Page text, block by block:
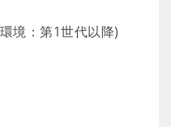
境：第1世代以降)